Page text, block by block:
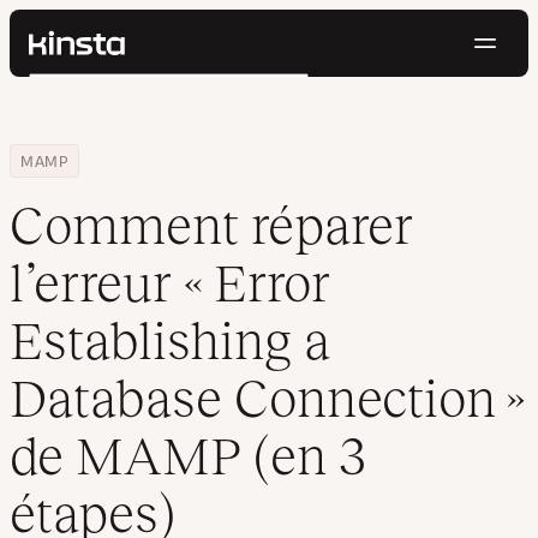
Kinsta®
Contact
Rechercher
Home
Centre de ressources
Blog
MAMP
Comment réparer l’erreur « Error Establishing a Database
Comment réparer
l’erreur « Error
Establishing a
Database Connection »
de MAMP (en 3
étapes)